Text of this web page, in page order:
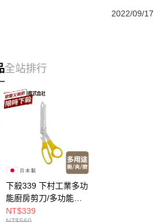
2022/09/17
全站排行
下殺339 下村工業多功
能廚房剪刀/多功能剪
刀/廚房剪刀/日本剪刀
NT$339